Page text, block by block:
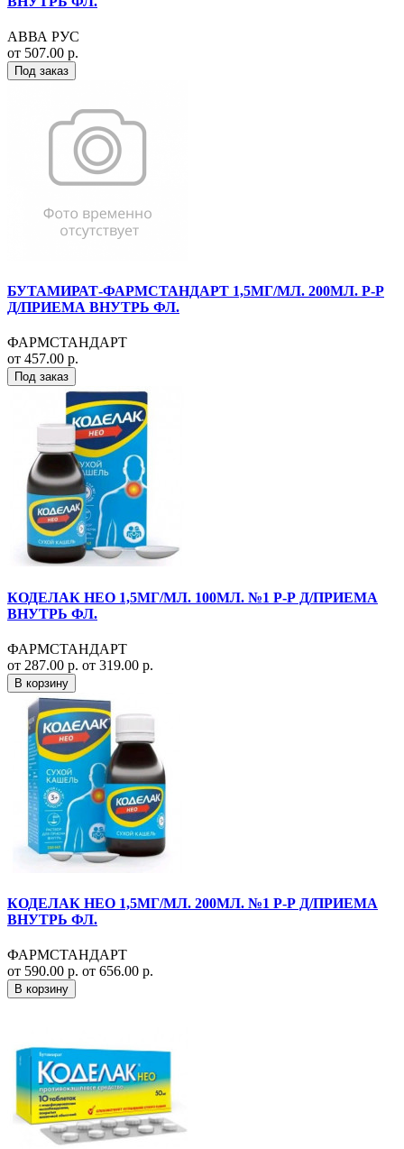
АВВА РУС
от 507.00 р.
Под заказ
БУТАМИРАТ-ФАРМСТАНДАРТ 1,5МГ/МЛ. 200МЛ. Р-Р
Д/ПРИЕМА ВНУТРЬ ФЛ.
ФАРМСТАНДАРТ
от 457.00 р.
Под заказ
КОДЕЛАК НЕО 1,5МГ/МЛ. 100МЛ. №1 Р-Р Д/ПРИЕМА
ВНУТРЬ ФЛ.
ФАРМСТАНДАРТ
от 287.00 р. от 319.00 р.
В корзину
КОДЕЛАК НЕО 1,5МГ/МЛ. 200МЛ. №1 Р-Р Д/ПРИЕМА
ВНУТРЬ ФЛ.
ФАРМСТАНДАРТ
от 590.00 р. от 656.00 р.
В корзину